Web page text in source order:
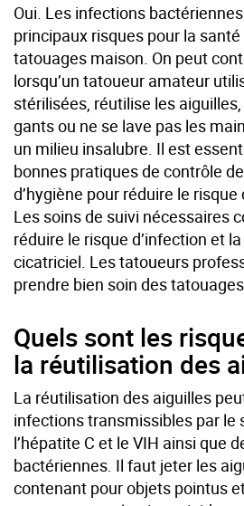
Oui. Les infections
principaux risques pour la
tatouages maison. On peut
lorsqu’un tatoueur amateur
stérilisées, réutilise les
gants ou ne se lave pas les
un milieu insalubre. Il est
bonnes pratiques de contrôle
d’hygiène pour réduire le risque
Les soins de suivi nécessaires
réduire le risque d’infection et
cicatriciel. Les tatoueurs
prendre bien soin des tatouages.
Quels sont les
la réutilisation des
La réutilisation des aiguilles
infections transmissibles par le
l’hépatite C et le VIH ainsi que
bactériennes. Il faut jeter les
contenant pour objets pointus